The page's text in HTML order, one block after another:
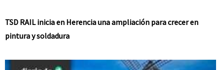
TSD RAIL inicia en Herencia una ampliación para crecer en
pintura y soldadura